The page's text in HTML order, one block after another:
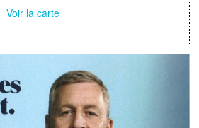
Voir la carte